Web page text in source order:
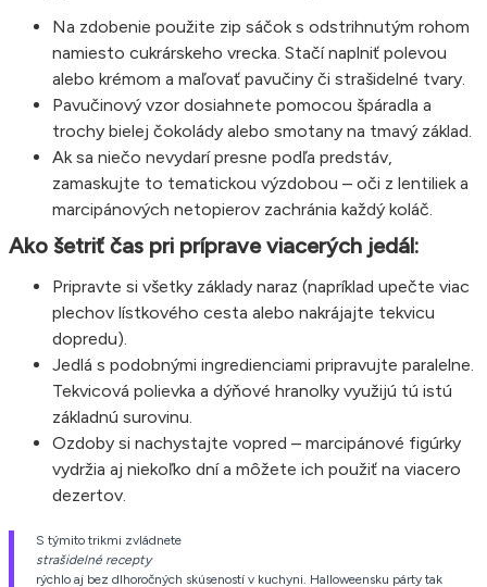
Na zdobenie použite zip sáčok s odstrihnutým rohom
namiesto cukrárskeho vrecka. Stačí naplniť polevou
alebo krémom a maľovať pavučiny či strašidelné tvary.
Pavučinový vzor dosiahnete pomocou špáradla a
trochy bielej čokolády alebo smotany na tmavý základ.
Ak sa niečo nevydarí presne podľa predstáv,
zamaskujte to tematickou výzdobou – oči z lentiliek a
marcipánových netopierov zachránia každý koláč.
Ako šetriť čas pri príprave viacerých jedál:
Pripravte si všetky základy naraz (napríklad upečte viac
plechov lístkového cesta alebo nakrájajte tekvicu
dopredu).
Jedlá s podobnými ingredienciami pripravujte paralelne.
Tekvicová polievka a dýňové hranolky využijú tú istú
základnú surovinu.
Ozdoby si nachystajte vopred – marcipánové figúrky
vydržia aj niekoľko dní a môžete ich použiť na viacero
dezertov.
S týmito trikmi zvládnete
strašidelné recepty
rýchlo aj bez dlhoročných skúseností v kuchyni. Halloweensku párty tak